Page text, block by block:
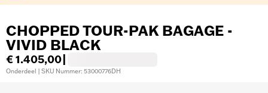
CHOPPED TOUR-PAK BAGAGE -
VIVID BLACK
€ 1.405,00
Onderdeel | SKU Nummer: 53000776DH